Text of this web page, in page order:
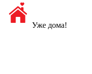
Уже дома!